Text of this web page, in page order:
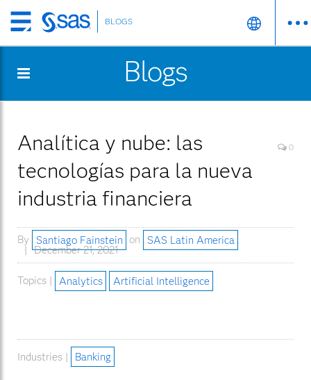
Skip
to
content
BLOGS
Blogs
Analítica y nube: las
tecnologías para la nueva
industria financiera
0
By Santiago Fainstein on
SAS Latin America
December 21, 2021
Topics | Analytics Artificial Intelligence
Industries | Banking